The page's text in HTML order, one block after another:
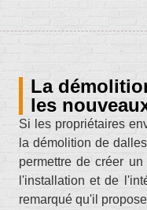
La
les
Si les propriétaires
la démolition de
permettre de créer
l'installation et de
remarqué qu'il